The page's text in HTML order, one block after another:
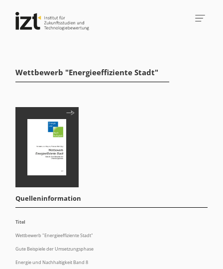
Wettbewerb "Energieeffiziente Stadt"
Quelleninformation
Titel
Wettbewerb "Energieeffiziente Stadt"
Gute Beispiele der Umsetzungsphase
Energie und Nachhaltigkeit Band 8